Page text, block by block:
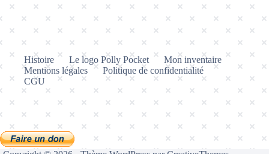
Histoire Le logo Polly Pocket
Mon inventaire
Mentions légales
Politique de confidentialité
CGU